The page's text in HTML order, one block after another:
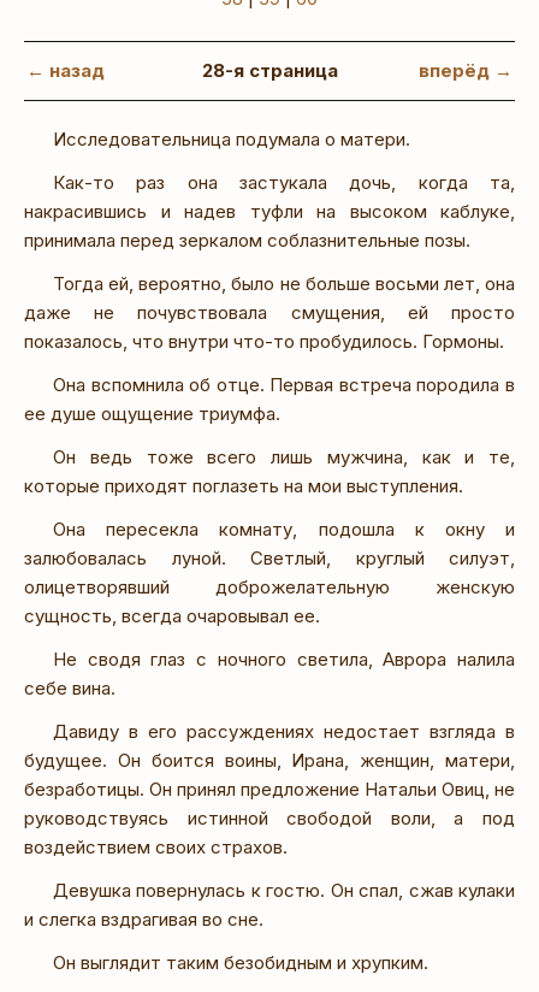
← назад 28-я страница вперёд →
Исследовательница подумала о матери.
Как-то раз она застукала дочь, когда та,
накрасившись и надев туфли на высоком каблуке,
принимала перед зеркалом соблазнительные позы.
Тогда ей, вероятно, было не больше восьми лет, она
даже не почувствовала смущения, ей просто
показалось, что внутри что-то пробудилось. Гормоны.
Она вспомнила об отце. Первая встреча породила в
ее душе ощущение триумфа.
Он ведь тоже всего лишь мужчина, как и те,
которые приходят поглазеть на мои выступления.
Она пересекла комнату, подошла к окну и
залюбовалась луной. Светлый, круглый силуэт,
олицетворявший доброжелательную женскую
сущность, всегда очаровывал ее.
Не сводя глаз с ночного светила, Аврора налила
себе вина.
Давиду в его рассуждениях недостает взгляда в
будущее. Он боится воины, Ирана, женщин, матери,
безработицы. Он принял предложение Натальи Овиц, не
руководствуясь истинной свободой воли, а под
воздействием своих страхов.
Девушка повернулась к гостю. Он спал, сжав кулаки
и слегка вздрагивая во сне.
Он выглядит таким безобидным и хрупким.